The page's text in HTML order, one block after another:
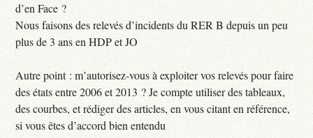
d’en Face ?
Nous faisons des relevés d’incidents du RER B depuis un peu
plus de 3 ans en HDP et JO
Autre point : m’autorisez-vous à exploiter vos relevés pour faire
des états entre 2006 et 2013 ? Je compte utiliser des tableaux,
des courbes, et rédiger des articles, en vous citant en référence,
si vous êtes d’accord bien entendu